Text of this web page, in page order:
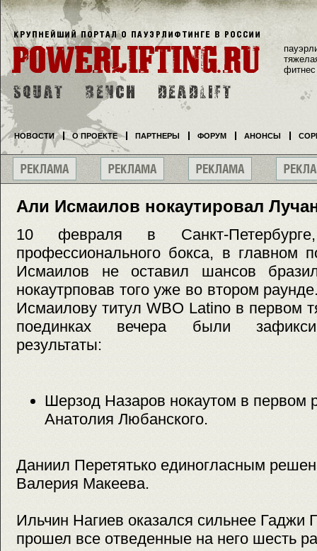
Али Исмаилов нокаутировал
10 февраля в Санкт-
профессионального бокса, в главном
Исмаилов не оставил шансов
нокаутрповав того уже во втором
Исмаилову титул WBO Latino в первом
поединках вечера были
результаты:
Шерзод Назаров нокаутом в первом
Анатолия Любанского.
Даниил Перетятько единогласным
Валерия Макеева.
Ильчин Нагиев оказался сильнее Гаджи
прошел все отведенные на него шесть
фитнес
НОВОСТИ О ПРОЕКТЕ ПАРТНЕРЫ ФОРУМ АНОНСЫ